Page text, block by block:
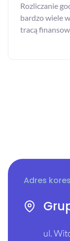
Rozliczanie
bardzo wiele
tracą
Adres
ul.